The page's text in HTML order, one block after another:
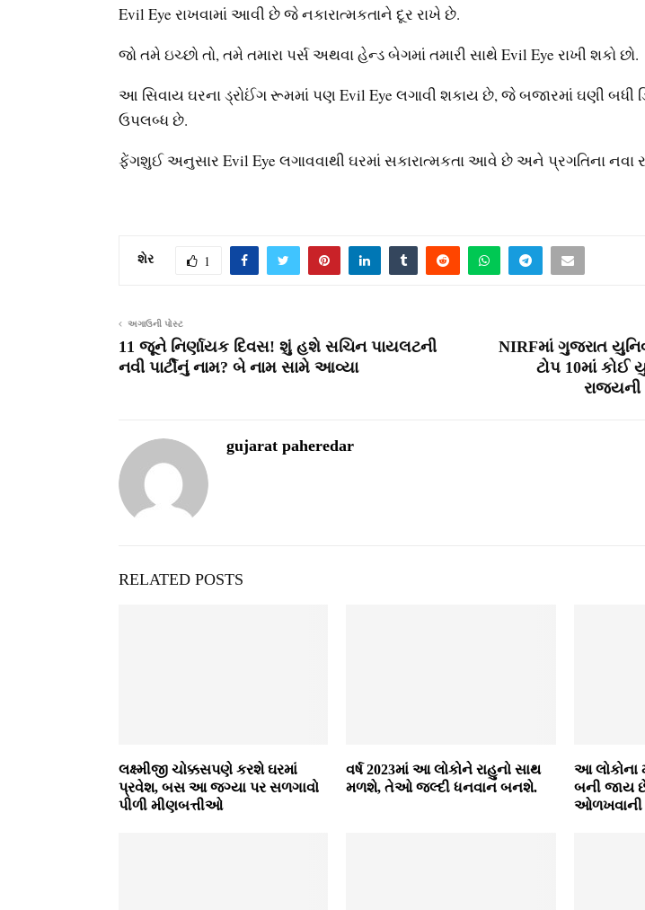
Evil Eye રાખવામાં આવી છે જે નકારાત્મકતાને દૂર રાખે છે.
જો તમે ઇચ્છો તો, તમે તમારા પર્સ અથવા હેન્ડ બેગમાં તમારી સાથે Evil Eye રાખી શકો છો.
આ સિવાય ઘરના ડ્રોઈંગ રૂમમાં પણ Evil Eye લગાવી શકાય છે, જે બજારમાં ઘણી બધી
ઉપલબ્ધ છે.
ફેંગશુઈ અનુસાર Evil Eye લગાવવાથી ઘરમાં સકારાત્મકતા આવે છે અને પ્રગતિના નવા
શેર 1
અગાઉની પોસ્ટ
11 જૂને નિર્ણાયક દિવસ! શું હશે સચિન પાયલટની
નવી પાર્ટીનું નામ? બે નામ સામે આવ્યા
NIRFમાં ગુજરાત
ટોપ 10માં કોઈ
રાજ્યની
gujarat paheredar
RELATED POSTS
લક્ષ્મીજી ચોક્કસપણે કરશે ઘરમાં
પ્રવેશ, બસ આ જગ્યા પર સળગાવો
પીળી મીણબત્તીઓ
વર્ષ 2023માં આ લોકોને રાહુનો સાથ
મળશે, તેઓ જલ્દી ધનવાન બનશે.
આ લોકોના
બની જાય
ઓળખવાની